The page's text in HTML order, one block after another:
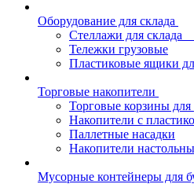
Оборудование для склада
Стеллажи для склада
Тележки грузовые
Пластиковые ящики
Торговые накопители
Торговые корзины для
Накопители с
Паллетные насадки
Накопители
Мусорные контейнеры для